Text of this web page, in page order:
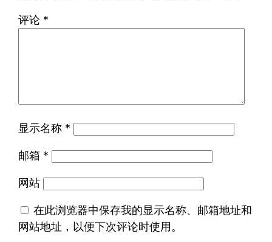
评论 *
显示名称 *
邮箱 *
网站
在此浏览器中保存我的显示名称、邮箱地址和
网站地址，以便下次评论时使用。